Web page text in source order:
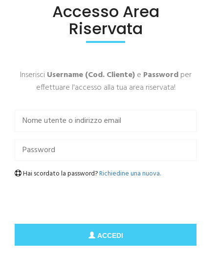
Accesso Area
Riservata
InserisciUsername (Cod. Cliente)e Passwordper
effettuare l'accesso alla tua area riservata!
Hai scordato la password?Richiedine una nuova.
ACCEDI